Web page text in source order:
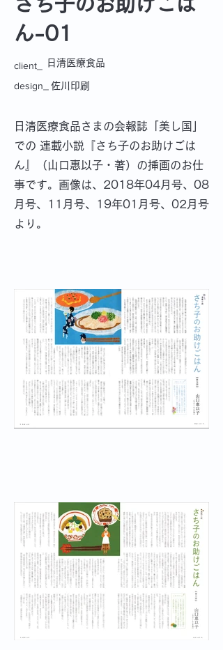
ん-01
client_ 日清医療食品
design_ 佐川印刷
日清医療食品さまの会報誌「美し国」
での 連載小説『さち子のお助けごは
ん』（山口惠以子・著）の挿画のお仕
事です。画像は、2018年04月号、08
月号、11月号、19年01月号、02月号
より。